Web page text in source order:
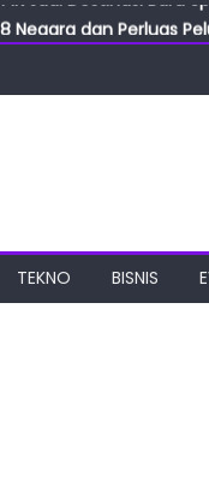
Negara dan Perluas
Siap Naik
Jadi Destinasi Baru
TEKNO BISNIS